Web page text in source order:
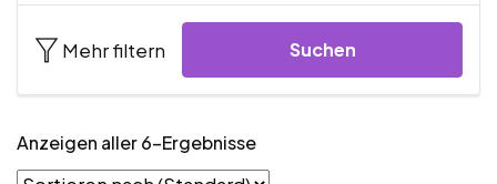
Mehr filtern Suchen
Anzeigen aller 6-Ergebnisse